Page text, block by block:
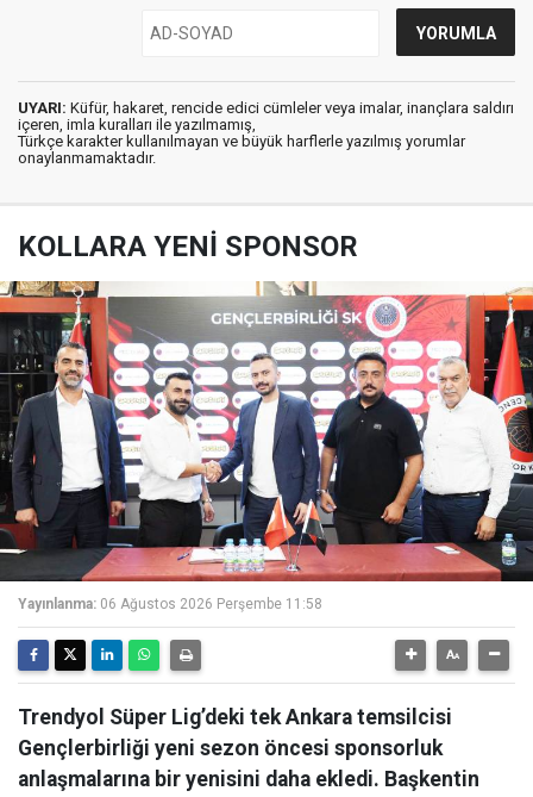
UYARI: Küfür, hakaret, rencide edici cümleler veya imalar, inançlara saldırı
içeren, imla kuralları ile yazılmamış,
Türkçe karakter kullanılmayan ve büyük harflerle yazılmış yorumlar
onaylanmamaktadır.
KOLLARA YENİ SPONSOR
Yayınlanma: 06 Ağustos 2026 Perşembe 11:58
Trendyol Süper Lig’deki tek Ankara temsilcisi
Gençlerbirliği yeni sezon öncesi sponsorluk
anlaşmalarına bir yenisini daha ekledi. Başkentin